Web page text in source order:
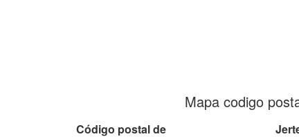
Mapa codigo
Código postal de